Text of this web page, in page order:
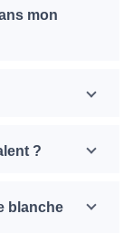
mon
?
blanche